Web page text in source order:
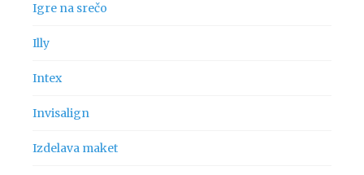
Igre na srečo
Illy
Intex
Invisalign
Izdelava maket